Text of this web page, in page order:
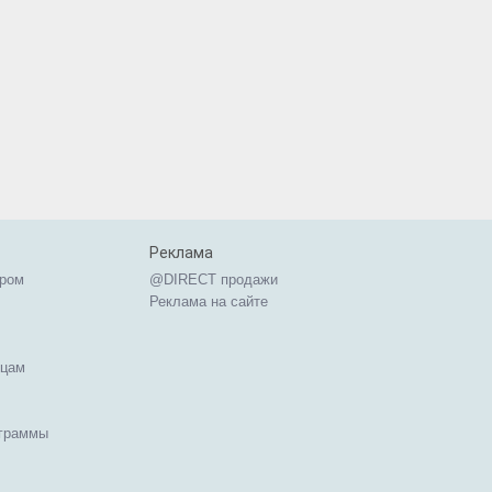
Реклама
@DIRECT продажи
Реклама на сайте